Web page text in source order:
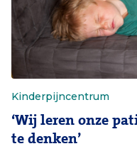
Kinderpijncentrum
‘Wij leren onze
te denken’